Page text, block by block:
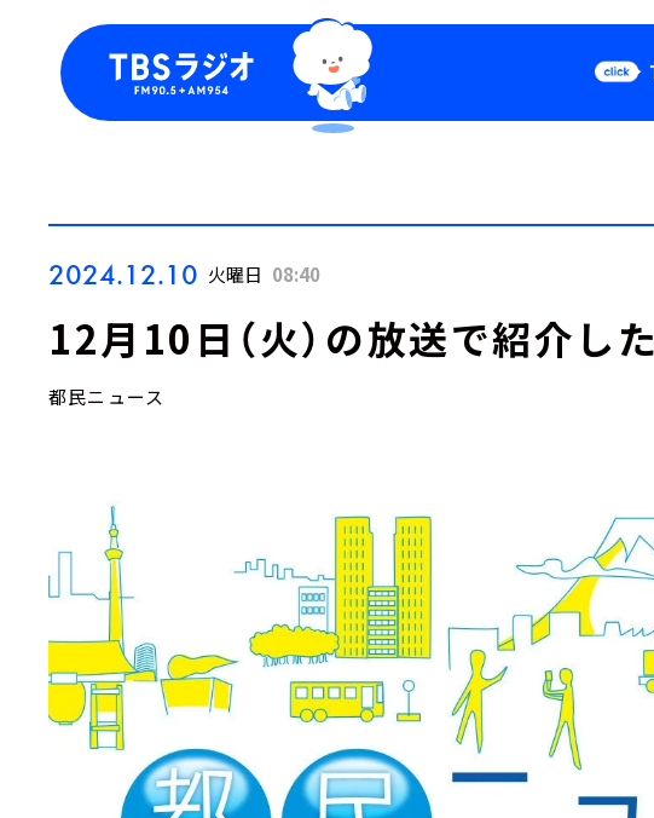
Podcast
2024.12.10 火曜日 08:40
12月10日（火）の放送で紹介し
都民ニュース